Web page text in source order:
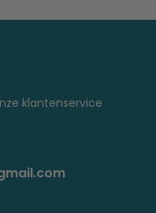
klantenservice